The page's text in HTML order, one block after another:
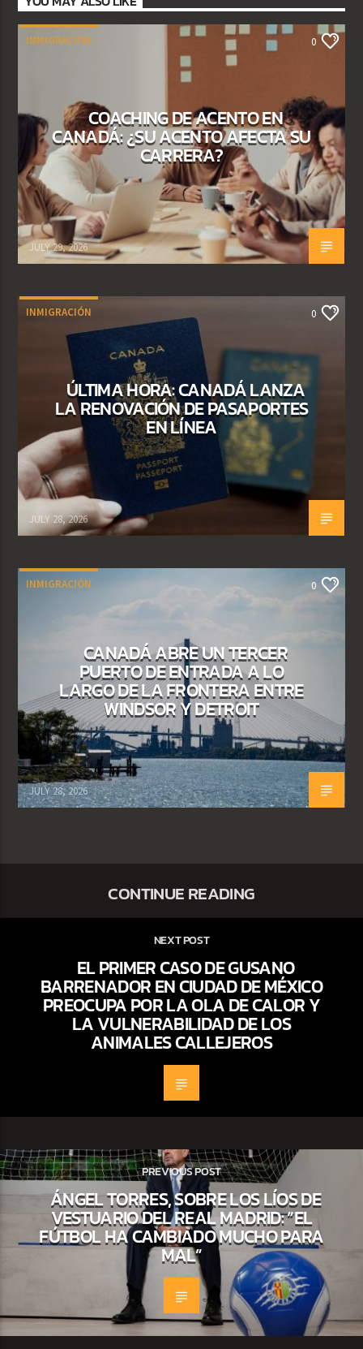
INMIGRACIÓN 0
COACHING DE ACENTO EN
CANADÁ: ¿SU ACENTO AFECTA SU
CARRERA?
JULY 29, 2026
INMIGRACIÓN 0
ÚLTIMA HORA: CANADÁ LANZA
LA RENOVACIÓN DE PASAPORTES
EN LÍNEA
JULY 28, 2026
INMIGRACIÓN 0
CANADÁ ABRE UN TERCER
PUERTO DE ENTRADA A LO
LARGO DE LA FRONTERA ENTRE
WINDSOR Y DETROIT
JULY 28, 2026
CONTINUE READING
NEXT POST
EL PRIMER CASO DE GUSANO
BARRENADOR EN CIUDAD DE MÉXICO
PREOCUPA POR LA OLA DE CALOR Y
LA VULNERABILIDAD DE LOS
ANIMALES CALLEJEROS
PREVIOUS POST
ÁNGEL TORRES, SOBRE LOS LÍOS DE
VESTUARIO DEL REAL MADRID: “EL
FÚTBOL HA CAMBIADO MUCHO PARA
MAL”